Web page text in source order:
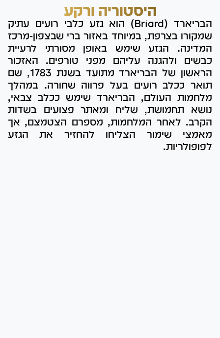
היסטוריה ורקע
הבריארד (Briard) הוא גזע כלבי רועים עתיק
שמקורו בצרפת, במיוחד באזור ברי שבצפון-מרכז
המדינה. הגזע שימש באופן מסורתי לרעיית
כבשים ולהגנה עליהם מפני טורפים. האזכור
הראשון של הבריארד מתועד בשנת 1783, שם
תואר ככלב רועים בעל פרווה שחורה. במהלך
מלחמות העולם, הבריארד שימש ככלב צבאי,
נושא תחמושת, שליח ומאתר פצועים בשדות
הקרב. לאחר המלחמות, מספרם הצטמצם, אך
מאמצי שימור הצליחו להחזיר את הגזע
לפופולריות.